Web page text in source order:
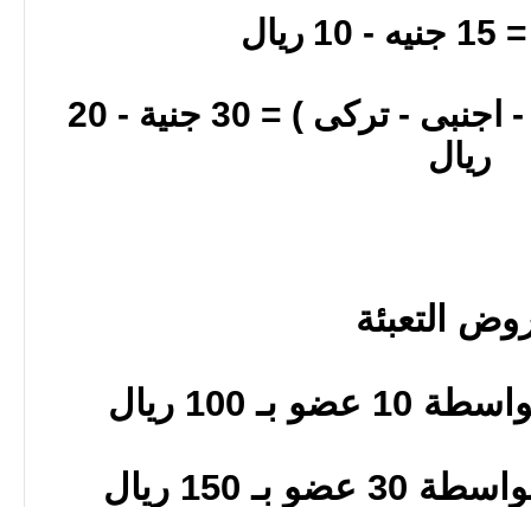
مسلسل كامل ( عربى - اجنبى - تركى ) = 30 جنية - 20
ريال
التعبئة